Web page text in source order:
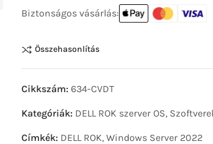
Biztonságos vásárlás:
Összehasonlítás
Cikkszám: 634-CVDT
Kategóriák: DELL ROK szerver OS,
Címkék: DELL ROK, Windows Server 2022